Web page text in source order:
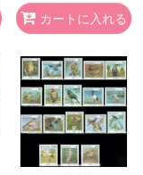
カートに入れる